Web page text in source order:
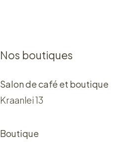
Nos boutiques
Salon de café et boutique
Kraanlei 13
Boutique